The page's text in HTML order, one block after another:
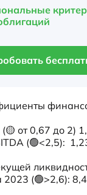
от 0,67 до 2)
(🟢<2,5):
2023 (🟢>2,6):